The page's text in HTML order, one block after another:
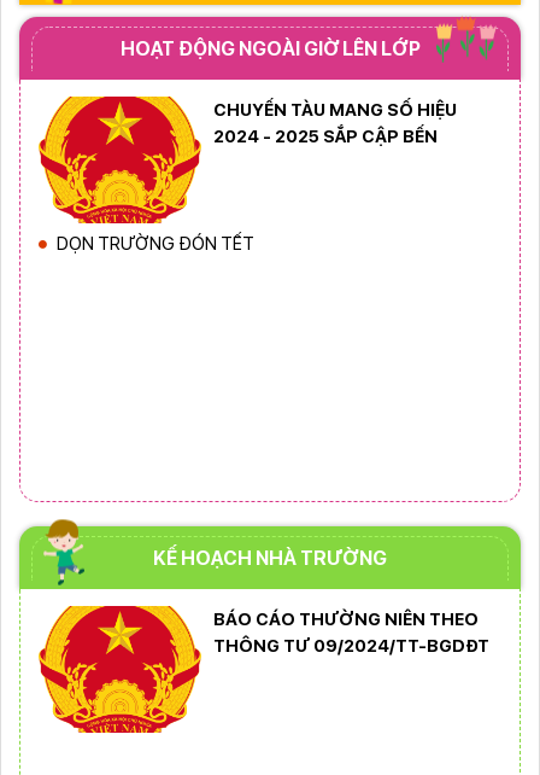
HOẠT ĐỘNG NGOÀI GIỜ LÊN LỚP
CHUYẾN TÀU MANG SỐ HIỆU
2024 - 2025 SẮP CẬP BẾN
DỌN TRƯỜNG ĐÓN TẾT
KẾ HOẠCH NHÀ TRƯỜNG
BÁO CÁO THƯỜNG NIÊN THEO
THÔNG TƯ 09/2024/TT-BGDĐT